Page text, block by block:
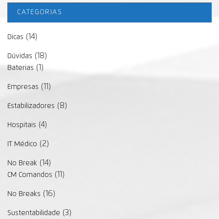
CATEGORIAS
Dicas (14)
Dúvidas (18)
Baterias (1)
Empresas (11)
Estabilizadores (8)
Hospitais (4)
IT Médico (2)
No Break (14)
CM Comandos (11)
No Breaks (16)
Sustentabilidade (3)